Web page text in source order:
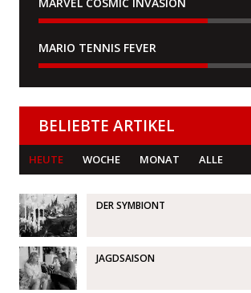
MARIO TENNIS FEVER
BELIEBTE ARTIKEL
HEUTE WOCHE MONAT ALLE
DER SYMBIONT
JAGDSAISON